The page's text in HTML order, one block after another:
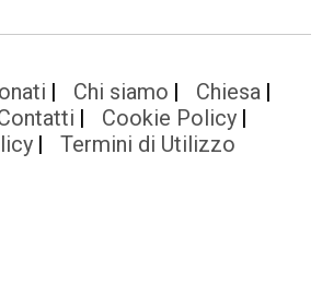
Chi siamo
Chiesa
Cookie Policy
Termini di Utilizzo